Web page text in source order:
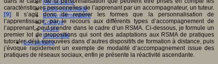
Périscolaire
Ecole maternelle
Ecole élémentaire
Collège
Lycée
Université
Les auteurs
caractéristiques personnelles de l’apprenant par un accompagnateur, un tuteur.
[9] Il s’agit donc de repérer les formes que la personnalisation de
l’apprentissage, par le recours aux différents types d’accompagnement de
l’apprenant, peut prendre dans le cadre d’un RSMA. Ci-dessous, je formule un
premier lot de propositions qui sont des adaptations aux RSMA de pratiques
tutorales déjà éprouvées dans d’autres dispositifs de formation à distance, puis
j’évoque rapidement un exemple de modalité d’accompagnement issue des
pratiques de réseaux sociaux, enfin je présente la réactivité ascendante.